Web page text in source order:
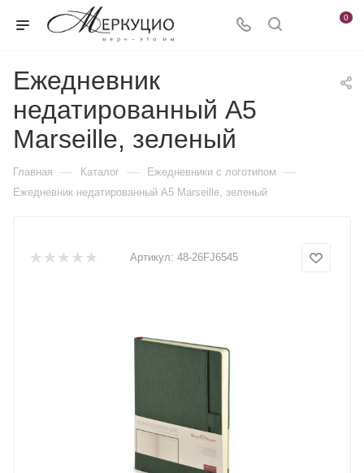
0
Ежедневник
недатированный А5
Marseille, зеленый
Главная — Каталог — Ежедневники c логотипом —
Ежедневник недатированный А5 Marseille, зеленый
Артикул: 48-26FJ6545